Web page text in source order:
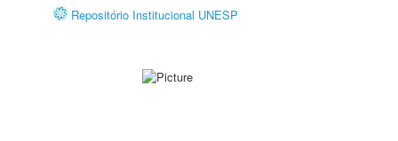
Repositório Institucional UNESP